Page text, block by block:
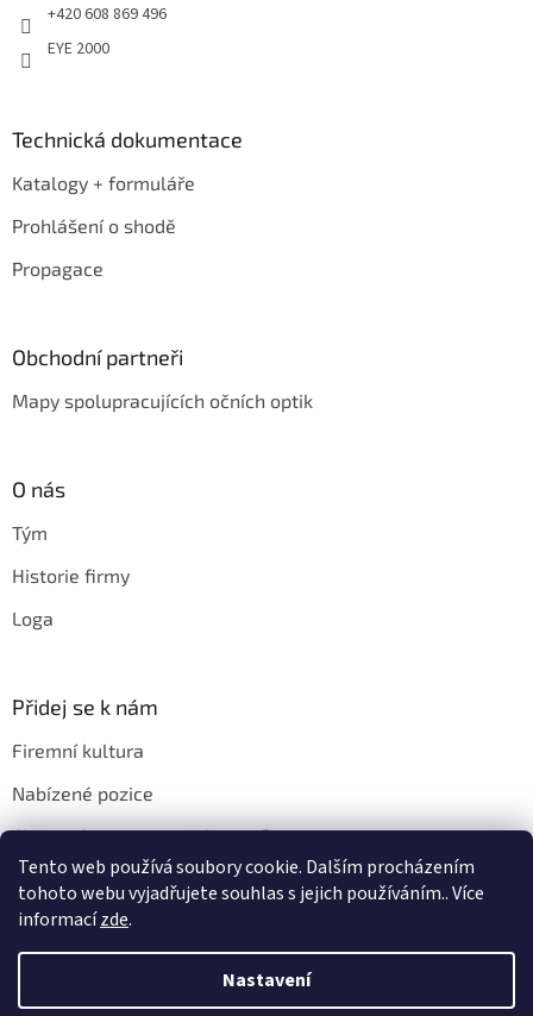
Tento web používá soubory cookie. Dalším procházením
tohoto webu vyjadřujete souhlas s jejich používáním.. Více
informacízde.
Nastavení
+420 608 869 496
EYE 2000
Technická dokumentace
Katalogy + formuláře
Prohlášení o shodě
Propagace
Obchodní partneři
Mapy spolupracujících očních optik
O nás
Tým
Historie firmy
Loga
Přidej se k nám
Firemní kultura
Nabízené pozice
Chci u vás pracovat. Jak na to?